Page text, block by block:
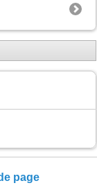
page